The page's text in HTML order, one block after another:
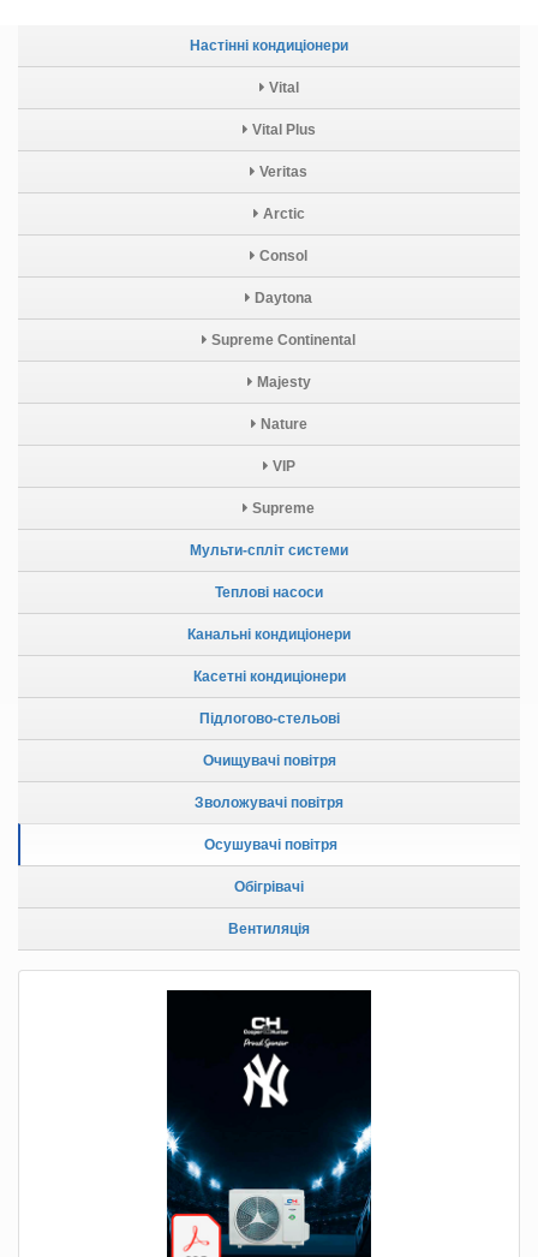
Настінні кондиціонери
Vital
Vital Plus
Veritas
Arctic
Consol
Daytona
Supreme Continental
Majesty
Nature
VIP
Supreme
Мульти-спліт системи
Теплові насоси
Канальні кондиціонери
Касетні кондиціонери
Підлогово-стельові
Очищувачі повітря
Зволожувачі повітря
Осушувачі повітря
Обігрівачі
Вентиляція